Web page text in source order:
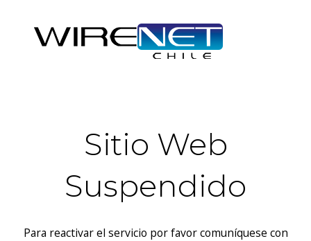
Sitio Web
Suspendido
Para reactivar el servicio por favor comuníquese con